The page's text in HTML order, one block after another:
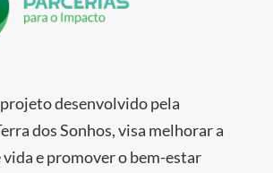
desenvolvido pela
dos Sonhos, visa melhorar a
e promover o bem-estar